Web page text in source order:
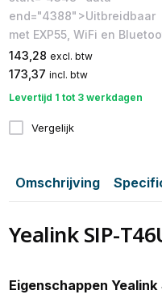
end="4388">Uitbreidbaar
met EXP55, WiFi en
143,28 excl. btw
173,37 incl. btw
Levertijd 1 tot 3 werkdagen
Vergelijk
Omschrijving
Yealink SIP-
Eigenschappen